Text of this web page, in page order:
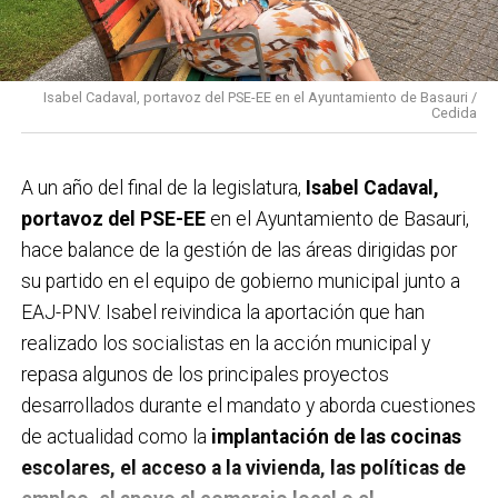
Isabel Cadaval, portavoz del PSE-EE en el Ayuntamiento de Basauri /
Cedida
A un año del final de la legislatura, Isabel Cadaval,
portavoz del PSE-EEen el Ayuntamiento de Basauri,
hace balance de la gestión de las áreas dirigidas por
su partido en el equipo de gobierno municipal junto a
EAJ-PNV. Isabel reivindica la aportación que han
realizado los socialistas en la acción municipal y
repasa algunos de los principales proyectos
desarrollados durante el mandato y aborda cuestiones
de actualidad como la implantación de las cocinas
escolares, el acceso a la vivienda, las políticas de